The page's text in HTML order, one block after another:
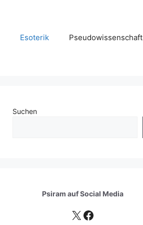
Esoterik Pseudowissenschaft
Suchen
Psiram aufSocial Media
X Facebook